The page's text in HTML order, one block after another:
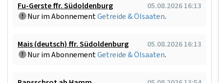
Fu-Gerste ffr. Südoldenburg
05.08.2026 16:13
Nur im AbonnementGetreide & Ölsaaten.
Mais (deutsch) ffr. Südoldenburg
05.08.2026 16:13
Nur im AbonnementGetreide & Ölsaaten.